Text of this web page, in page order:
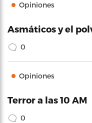
Opiniones
Asmáticos y el
0
Opiniones
Terror a las 10 AM
0